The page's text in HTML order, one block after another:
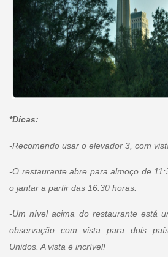
*Dicas:
-Recomendo usar o elevador 3, com
-O restaurante abre para almoço de
o jantar a partir das 16:30 horas.
-Um nível acima do restaurante está
observação com vista para dois
Unidos. A vista é incrível!